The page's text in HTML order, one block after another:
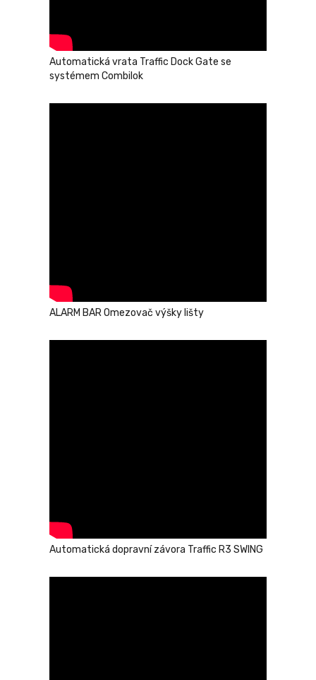
Automatická vrata Traffic Dock Gate se
systémem Combilok
ALARM BAR Omezovač výšky lišty
Automatická dopravní závora Traffic R3 SWING